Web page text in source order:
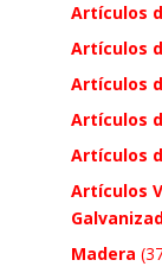
Artículos
Artículos
Artículos
Artículos
Artículos
Artículos
Madera